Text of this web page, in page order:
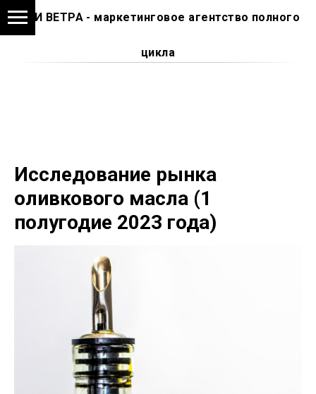
АМИ ВЕТРА - маркетинговое агентство полного
цикла
Исследование рынка
оливкового масла (1
полугодие 2023 года)